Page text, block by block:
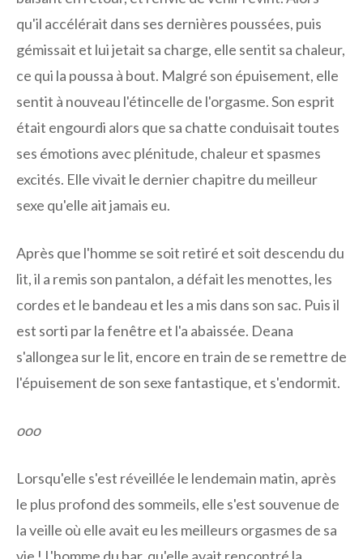
qu'il accélérait dans ses dernières poussées, puis
gémissait et lui jetait sa charge, elle sentit sa chaleur,
ce qui la poussa à bout. Malgré son épuisement, elle
sentit à nouveau l'étincelle de l'orgasme. Son esprit
était engourdi alors que sa chatte conduisait toutes
ses émotions avec plénitude, chaleur et spasmes
excités. Elle vivait le dernier chapitre du meilleur
sexe qu'elle ait jamais eu.
Après que l'homme se soit retiré et soit descendu du
lit, il a remis son pantalon, a défait les menottes, les
cordes et le bandeau et les a mis dans son sac. Puis il
est sorti par la fenêtre et l'a abaissée. Deana
s'allongea sur le lit, encore en train de se remettre de
l'épuisement de son sexe fantastique, et s'endormit.
ooo
Lorsqu'elle s'est réveillée le lendemain matin, après
le plus profond des sommeils, elle s'est souvenue de
la veille où elle avait eu les meilleurs orgasmes de sa